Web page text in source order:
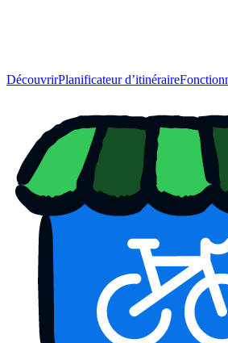
DécouvrirPlanificateur d’itinéraire